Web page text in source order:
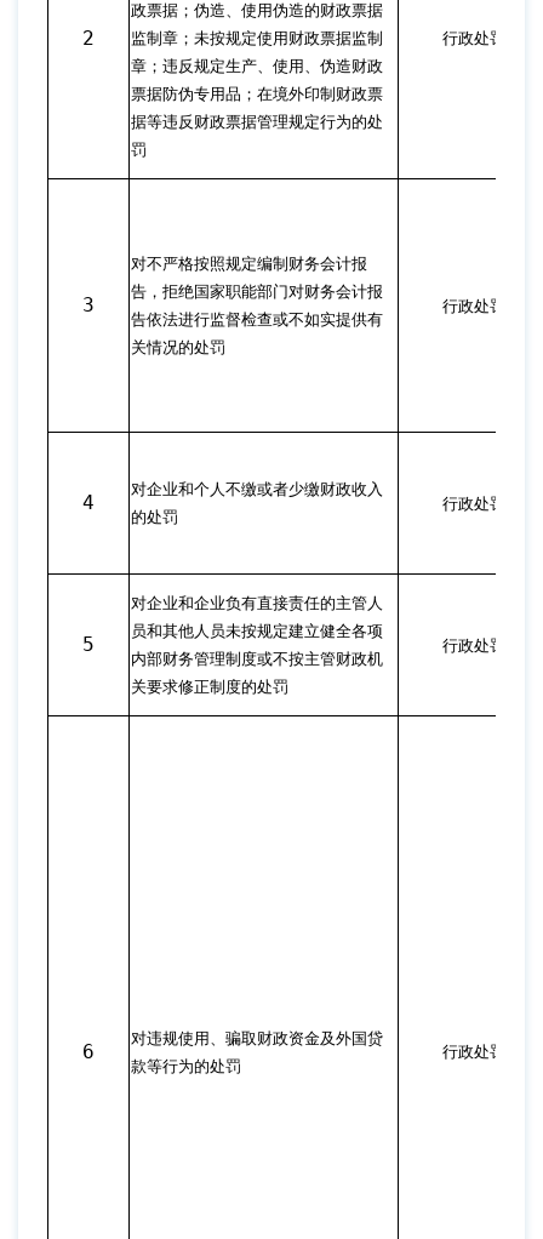
2
政票据；伪造、使用伪造的财政票据
监制章；未按规定使用财政票据监制
章；违反规定生产、使用、伪造财政
票据防伪专用品；在境外印制财政票
据等违反财政票据管理规定行为的处
罚
行政处罚
3
对不严格按照规定编制财务会计报
告，拒绝国家职能部门对财务会计报
告依法进行监督检查或不如实提供有
关情况的处罚
行政处罚
4
对企业和个人不缴或者少缴财政收入
的处罚
行政处罚
5
对企业和企业负有直接责任的主管人
员和其他人员未按规定建立健全各项
内部财务管理制度或不按主管财政机
关要求修正制度的处罚
行政处罚
6
对违规使用、骗取财政资金及外国贷
款等行为的处罚
行政处罚